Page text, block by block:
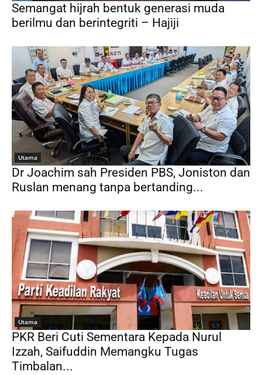
Semangat hijrah bentuk generasi muda
berilmu dan berintegriti – Hajiji
Utama
Dr Joachim sah Presiden PBS, Joniston dan
Ruslan menang tanpa bertanding...
Utama
PKR Beri Cuti Sementara Kepada Nurul
Izzah, Saifuddin Memangku Tugas
Timbalan...